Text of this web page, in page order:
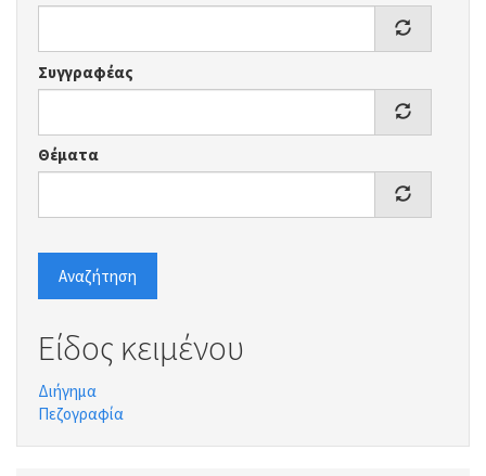
Συγγραφέας
Θέματα
Αναζήτηση
Είδος κειμένου
Διήγημα
Πεζογραφία